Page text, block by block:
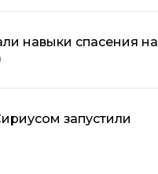
навыки спасения на
запустили